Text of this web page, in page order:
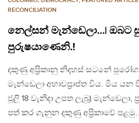
RECONCILIATION
නෙල්සන් මැන්ඩෙලා…| ඔබට
පුරුෂයාණෙනි.!
දකුණු අප්‍රිකානු නිදහස් සටනේ
මැන්ඩෙලා අභාවප්‍රාප්ත විය. මිය යන
ජූලි 18 වැනිදා උපත ලැබූ) මැන්ඩෙලා,
පත් කර ගැනුන දකුණු අප්‍රිකාවේ